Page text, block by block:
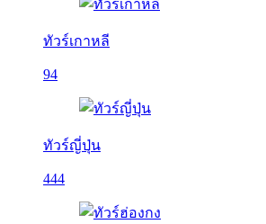
ทัวร์เกาหลี
94
ทัวร์ญี่ปุ่น
444